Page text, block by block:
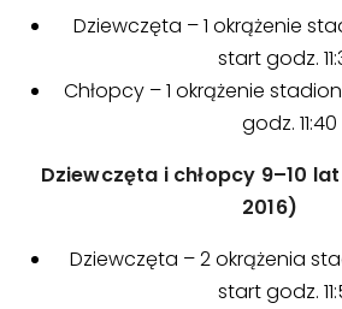
Dziewczęta – 1 okrążenie
start godz.
Chłopcy – 1 okrążenie
godz. 11:40
Dziewczęta i chłopcy 9–10
2016)
Dziewczęta – 2 okrążenia
start godz.